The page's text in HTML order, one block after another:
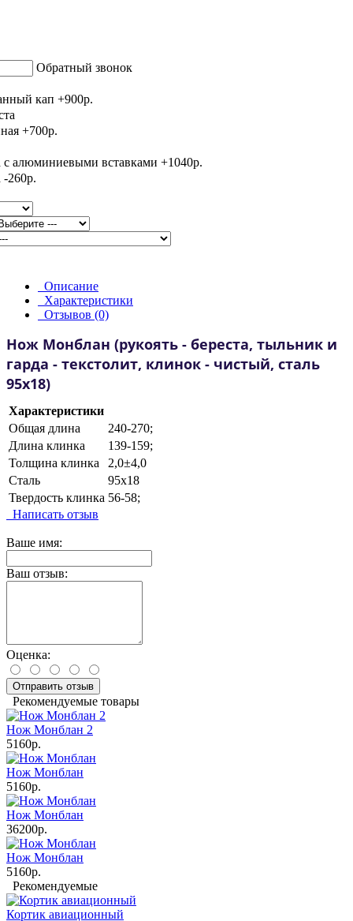
Обратный звонок
Описание
Характеристики
Отзывов (0)
Нож Монблан (рукоять - береста, тыльник и
гарда - текстолит, клинок - чистый, сталь
95х18)
Характеристики
Общая длина
240-270;
Длина клинка
139-159;
Толщина клинка
2,0±4,0
Сталь
95х18
Твердость клинка 56-58;
Написать отзыв
Ваше имя:
Ваш отзыв:
Оценка:
Отправить отзыв
Рекомендуемые товары
Нож Монблан 2
5160р.
Нож Монблан
5160р.
Нож Монблан
36200р.
Нож Монблан
5160р.
Рекомендуемые
Кортик авиационный